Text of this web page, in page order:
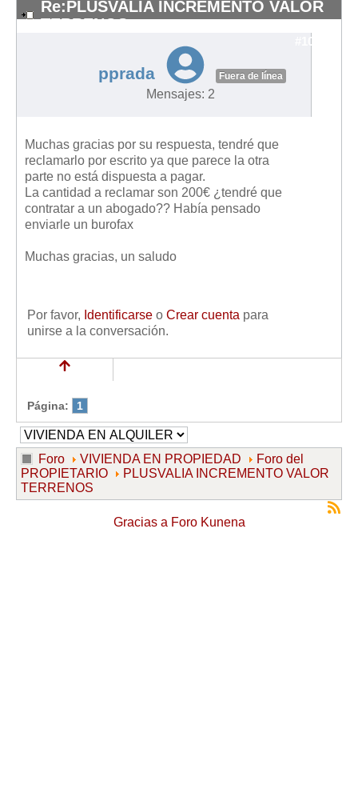
Re:PLUSVALIA INCREMENTO VALOR
TERRENOS
#10531
pprada Fuera de línea
Mensajes: 2
Muchas gracias por su respuesta, tendré que
reclamarlo por escrito ya que parece la otra
parte no está dispuesta a pagar.
La cantidad a reclamar son 200€ ¿tendré que
contratar a un abogado?? Había pensado
enviarle un burofax
Muchas gracias, un saludo
Por favor, Identificarse o Crear cuenta para
unirse a la conversación.
Página: 1
Foro VIVIENDA EN PROPIEDAD
Foro del
PROPIETARIO
PLUSVALIA INCREMENTO VALOR
TERRENOS
Gracias a Foro Kunena